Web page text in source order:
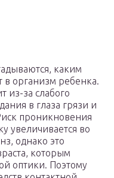
каким
в организм ребенка.
из-за слабого
в глаза грязи и
проникновения
увеличивается во
однако это
которым
оптики. Поэтому